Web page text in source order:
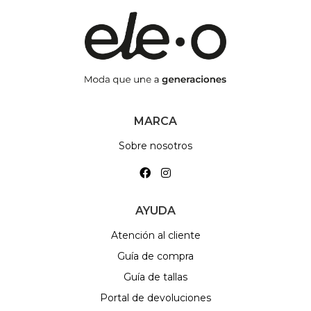
MARCA
Sobre nosotros
AYUDA
Atención al cliente
Guía de compra
Guía de tallas
Portal de devoluciones